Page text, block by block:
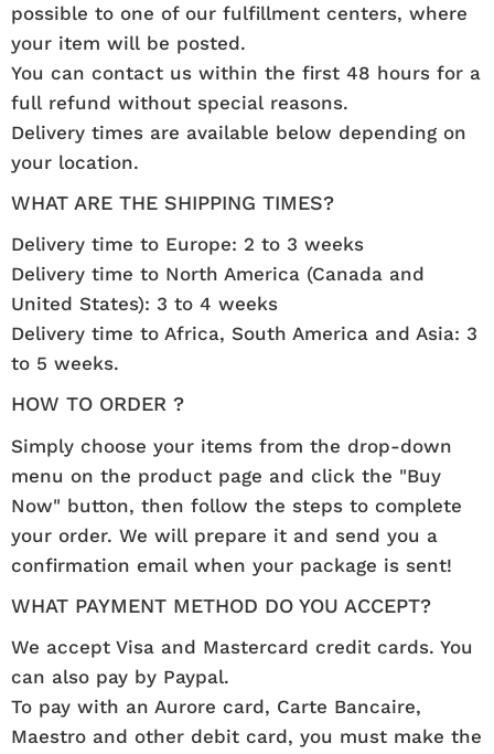
possible to one of our fulfillment centers, where
your item will be posted.
You can contact us within the first 48 hours for a
full refund without special reasons.
Delivery times are available below depending on
your location.
WHAT ARE THE SHIPPING TIMES?
Delivery time to Europe: 2 to 3 weeks
Delivery time to North America (Canada and
United States): 3 to 4 weeks
Delivery time to Africa, South America and Asia: 3
to 5 weeks.
HOW TO ORDER ?
Simply choose your items from the drop-down
menu on the product page and click the "Buy
Now" button, then follow the steps to complete
your order. We will prepare it and send you a
confirmation email when your package is sent!
WHAT PAYMENT METHOD DO YOU ACCEPT?
We accept Visa and Mastercard credit cards. You
can also pay by Paypal.
To pay with an Aurore card, Carte Bancaire,
Maestro and other debit card, you must make the